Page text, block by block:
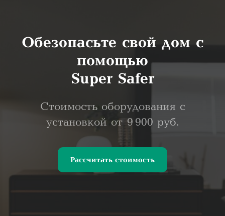
Обезопасьте свой дом с
помощью
Super Safer
Стоимость оборудования с
установкой от 9 900 руб.
Рассчитать стоимость